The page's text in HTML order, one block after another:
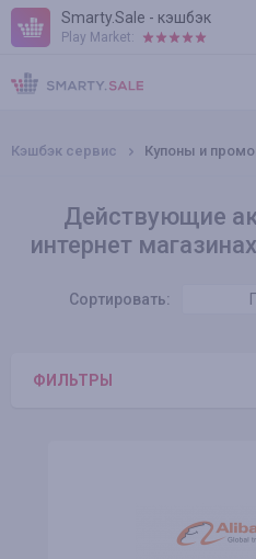
Smarty.Sale - кэшбэк
Play Market:
ПРАВИЛА
ПЛАГИНЫ
Кэшбэк сервис Купоны и
Действующие
интернет
Сортировать:
ФИЛЬТРЫ